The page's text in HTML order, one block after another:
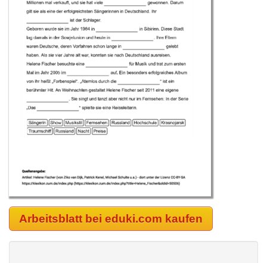
Arbeitsblatt bei eduki.com kaufen